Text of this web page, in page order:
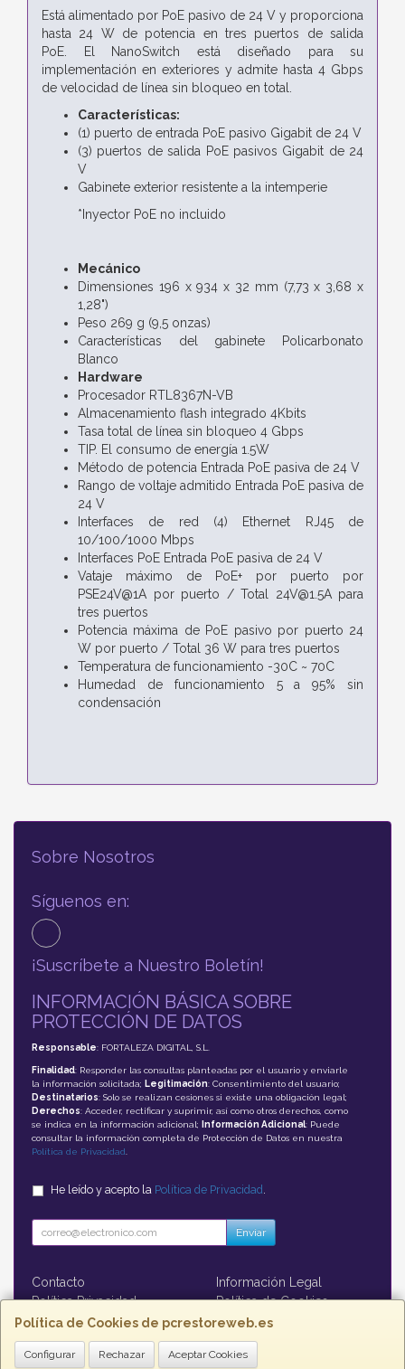
Está alimentado por PoE pasivo de 24 V y proporciona
hasta 24 W de potencia en tres puertos de salida
PoE. El NanoSwitch está diseñado para su
implementación en exteriores y admite hasta 4 Gbps
de velocidad de línea sin bloqueo en total.
Características:
(1) puerto de entrada PoE pasivo Gigabit de 24 V
(3) puertos de salida PoE pasivos Gigabit de 24
V
Gabinete exterior resistente a la intemperie
*Inyector PoE no incluido
Mecánico
Dimensiones 196 x 934 x 32 mm (7,73 x 3,68 x
1,28")
Peso 269 ​​g (9,5 onzas)
Características del gabinete Policarbonato
Blanco
Hardware
Procesador RTL8367N-VB
Almacenamiento flash integrado 4Kbits
Tasa total de línea sin bloqueo 4 Gbps
TIP. El consumo de energía 1.5W
Método de potencia Entrada PoE pasiva de 24 V
Rango de voltaje admitido Entrada PoE pasiva de
24 V
Interfaces de red (4) Ethernet RJ45 de
10/100/1000 Mbps
Interfaces PoE Entrada PoE pasiva de 24 V
Vataje máximo de PoE+ por puerto por
PSE24V@1A por puerto / Total 24V@1.5A para
tres puertos
Potencia máxima de PoE pasivo por puerto 24
W por puerto / Total 36 W para tres puertos
Temperatura de funcionamiento -30C ~ 70C
Humedad de funcionamiento 5 a 95% sin
condensación
Política de Cookies de pcrestoreweb.es
Configurar Rechazar Aceptar Cookies
Sobre Nosotros
Síguenos en:
¡Suscríbete a Nuestro Boletín!
INFORMACIÓN BÁSICA SOBRE
PROTECCIÓN DE DATOS
Responsable: FORTALEZA DIGITAL, S.L.
Finalidad: Responder las consultas planteadas por el usuario y enviarle
la información solicitada; Legitimación: Consentimiento del usuario;
Destinatarios: Solo se realizan cesiones si existe una obligación legal;
Derechos: Acceder, rectificar y suprimir, así como otros derechos, como
se indica en la información adicional;
Información Adicional: Puede
consultar la información completa de Protección de Datos en nuestra
Política de Privacidad
He leído y acepto la Política de Privacidad
Enviar
Contacto
Información Legal
Política Privacidad
Política de Cookies
Formas de Pago
Contacto